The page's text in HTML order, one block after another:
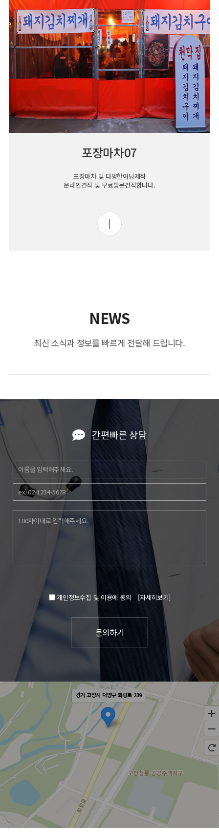
포장마차07
포장마차 및 다양한어닝제작
온라인견적 및 무료방문견적합니다.
NEWS
최신 소식과 정보를 빠르게 전달해 드립니다.
간편빠른 상담
개인정보수집 및 이용에 동의 [자세히보기]
경기 고양시 덕양구 화랑로 239